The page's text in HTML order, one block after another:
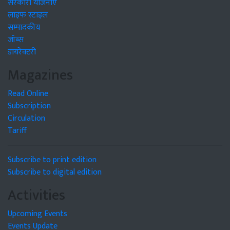
सरकारी योजनाएं
लाइफ स्टाइल
सम्पादकीय
जॉब्स
डायरेक्टरी
Magazines
Read Online
Subscription
Circulation
Tariff
Subscribe to print edition
Subscribe to digital edition
Activities
Upcoming Events
Events Update